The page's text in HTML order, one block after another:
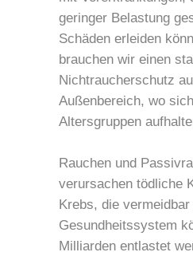
geringer Belastung
Schäden erleiden
brauchen wir einen
Nichtraucherschutz
Außenbereich, wo
Altersgruppen
Rauchen und
verursachen tödliche
Krebs, die
Gesundheitssystem
Milliarden entlastet